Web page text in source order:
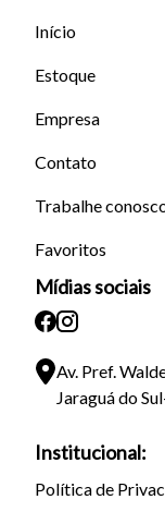
Início
Estoque
Empresa
Contato
Trabalhe
Favoritos
Mídias sociais
Av. Pref.
Jaraguá do
Institucional:
Política de